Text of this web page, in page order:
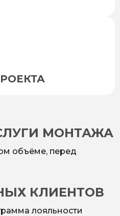
МОНТАЖА
объёме, перед
КЛИЕНТОВ
лояльности